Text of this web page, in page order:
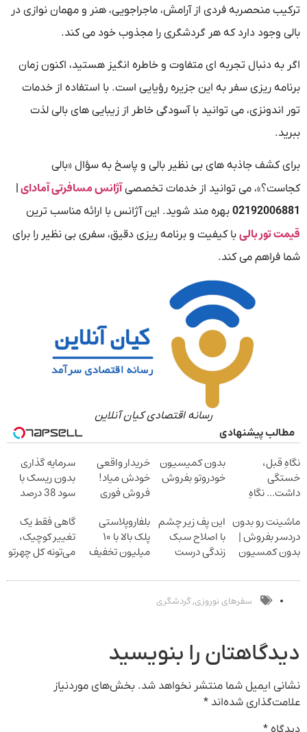
ترکیب منحصربه فردی از آرامش، ماجراجویی، هنر و مهمان نوازی در
بالی وجود دارد که هر گردشگری را مجذوب خود می کند.
اگر به دنبال تجربه ای متفاوت و خاطره انگیز هستید، اکنون زمان
برنامه ریزی سفر به این جزیره رؤیایی است. با استفاده از خدمات
تور اندونزی، می توانید با آسودگی خاطر از زیبایی های بالی لذت
ببرید.
برای کشف جاذبه های بی نظیر بالی و پاسخ به سؤال «بالی
کجاست؟»، می توانید از خدمات تخصصی آژانس مسافرتی آمادای |
02192006881 بهره مند شوید. این آژانس با ارائه مناسب ترین
قیمت تور بالی با کیفیت و برنامه ریزی دقیق، سفری بی نظیر را برای
شما فراهم می کند.
رسانه اقتصادی کیان آنلاین
مطالب پیشنهادی
نگاهِ قبل،
خستگی
داشت... نگاهِ
بلفا با 25%
تخفیف
بدون کمیسیون
خودروتو بفروش
خریدار واقعی
خودش میاد!
فروش فوری
مکانیک
سرمایه گذاری
بدون ریسک با
سود 38 درصد
ماشینت رو بدون
دردسر بفروش |
بدون کمسیون
این پف زیر چشم
با اصلاح سبک
زندگی درست
مشاوره رایگان
بگیر
بلفاروپلاستی
پلک بالا با ۱۰
میلیون تخفیف
گاهی فقط یک
تغییر کوچیک،
می‌تونه کل چهرتو
تغییر طبیعی
سفرهای نوروزی,گردشگری
دیدگاهتان را بنویسید
نشانی ایمیل شما منتشر نخواهد شد. بخش‌های موردنیاز
علامت‌گذاری شده‌اند *
دیدگاه *